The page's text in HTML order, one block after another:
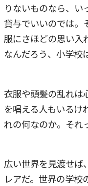
りないものなら、い
貸与でいいのでは。
服にさほどの思い入
なんだろう、小学校
衣服や頭髪の乱れは
を唱える人もいるけ
れの何なのか。それ
広い世界を見渡せば
レアだ。世界の学校